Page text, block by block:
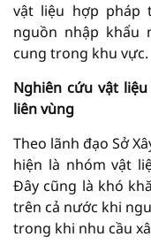
vật liệu hợp pháp
nguồn nhập khẩu
cung trong khu vực.
Nghiên cứu vật
liên vùng
Theo lãnh đạo Sở
hiện là nhóm vật
Đây cũng là khó
trên cả nước khi
trong khi nhu cầu